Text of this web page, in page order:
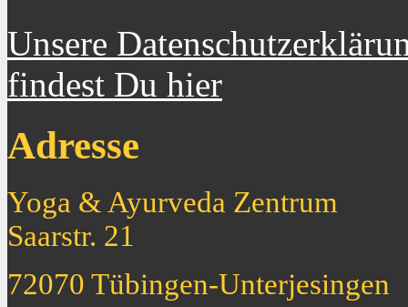
Unsere
findest Du hier
Adresse
Yoga & Ayurveda Zentrum
Saarstr. 21
72070 Tübingen-Unterjesingen